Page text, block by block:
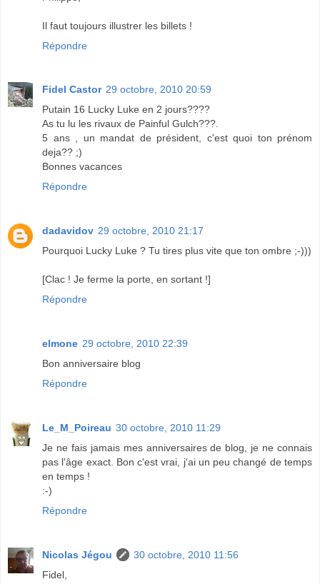
Il faut toujours illustrer les billets !
Répondre
Fidel Castor 29 octobre, 2010 20:59
Putain 16 Lucky Luke en 2 jours????
As tu lu les rivaux de Painful Gulch???.
5 ans , un mandat de président, c'est quoi ton prénom
deja?? ;)
Bonnes vacances
Répondre
dadavidov 29 octobre, 2010 21:17
Pourquoi Lucky Luke ? Tu tires plus vite que ton ombre ;-)))
[Clac ! Je ferme la porte, en sortant !]
Répondre
elmone 29 octobre, 2010 22:39
Bon anniversaire blog
Répondre
Le_M_Poireau 30 octobre, 2010 11:29
Je ne fais jamais mes anniversaires de blog, je ne connais
pas l'âge exact. Bon c'est vrai, j'ai un peu changé de temps
en temps !
:-)
Répondre
Nicolas Jégou
30 octobre, 2010 11:56
Fidel,